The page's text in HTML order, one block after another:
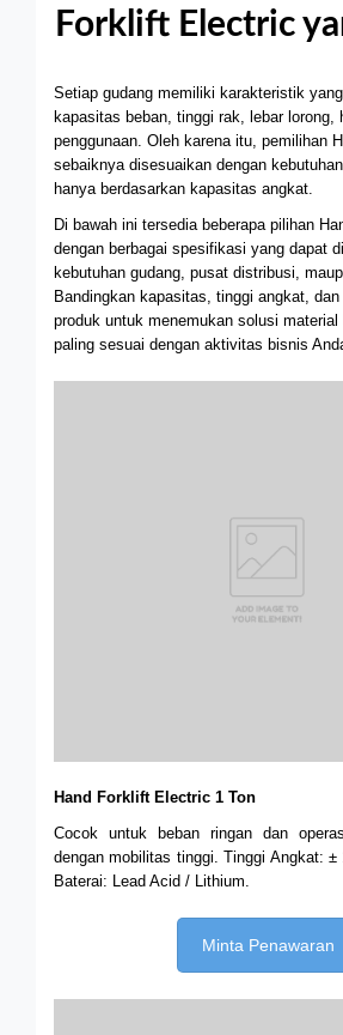
Forklift Electric
Setiap gudang memiliki karakteristik
kapasitas beban, tinggi rak, lebar lorong,
penggunaan. Oleh karena itu, pemilihan
sebaiknya disesuaikan dengan
hanya berdasarkan kapasitas angkat.
Di bawah ini tersedia beberapa pilihan
dengan berbagai spesifikasi yang dapat
kebutuhan gudang, pusat distribusi,
Bandingkan kapasitas, tinggi angkat,
produk untuk menemukan solusi material
paling sesuai dengan aktivitas bisnis
Hand Forklift Electric 1 Ton
Cocok untuk beban ringan dan
dengan mobilitas tinggi. Tinggi Angkat: ±
Baterai: Lead Acid / Lithium.
Minta Penawaran